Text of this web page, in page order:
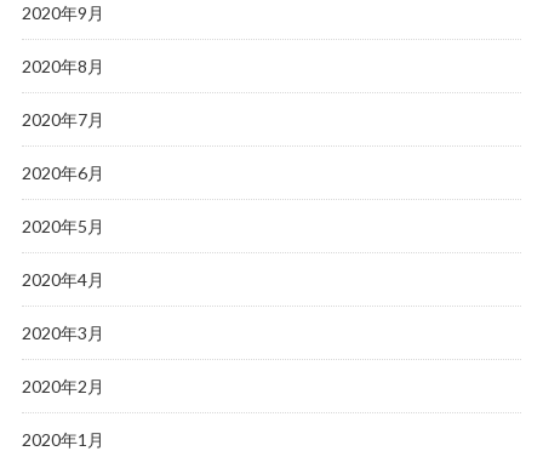
2020年9月
2020年8月
2020年7月
2020年6月
2020年5月
2020年4月
2020年3月
2020年2月
2020年1月